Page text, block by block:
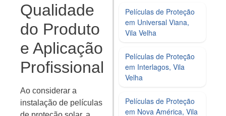
Qualidade
do Produto
e Aplicação
Profissional
Ao considerar a
instalação de películas
Películas de Proteção
em Universal Viana,
Vila Velha
Películas de Proteção
em Interlagos, Vila
Velha
Películas de Proteção
em Nova América, Vila